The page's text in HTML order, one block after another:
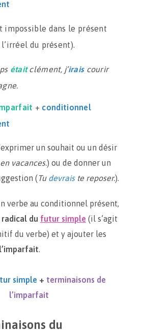
impossible dans le présent
du présent).
étaitclément, j’iraiscourir
+ conditionnel
un souhait ou un désir
vacances.) ou de donner un
(Tu devraiste reposer.).
verbe au conditionnel présent,
radical du futur simple (il s’agit
du verbe) et y ajouter les
.
simple + terminaisons de
l’imparfait
du